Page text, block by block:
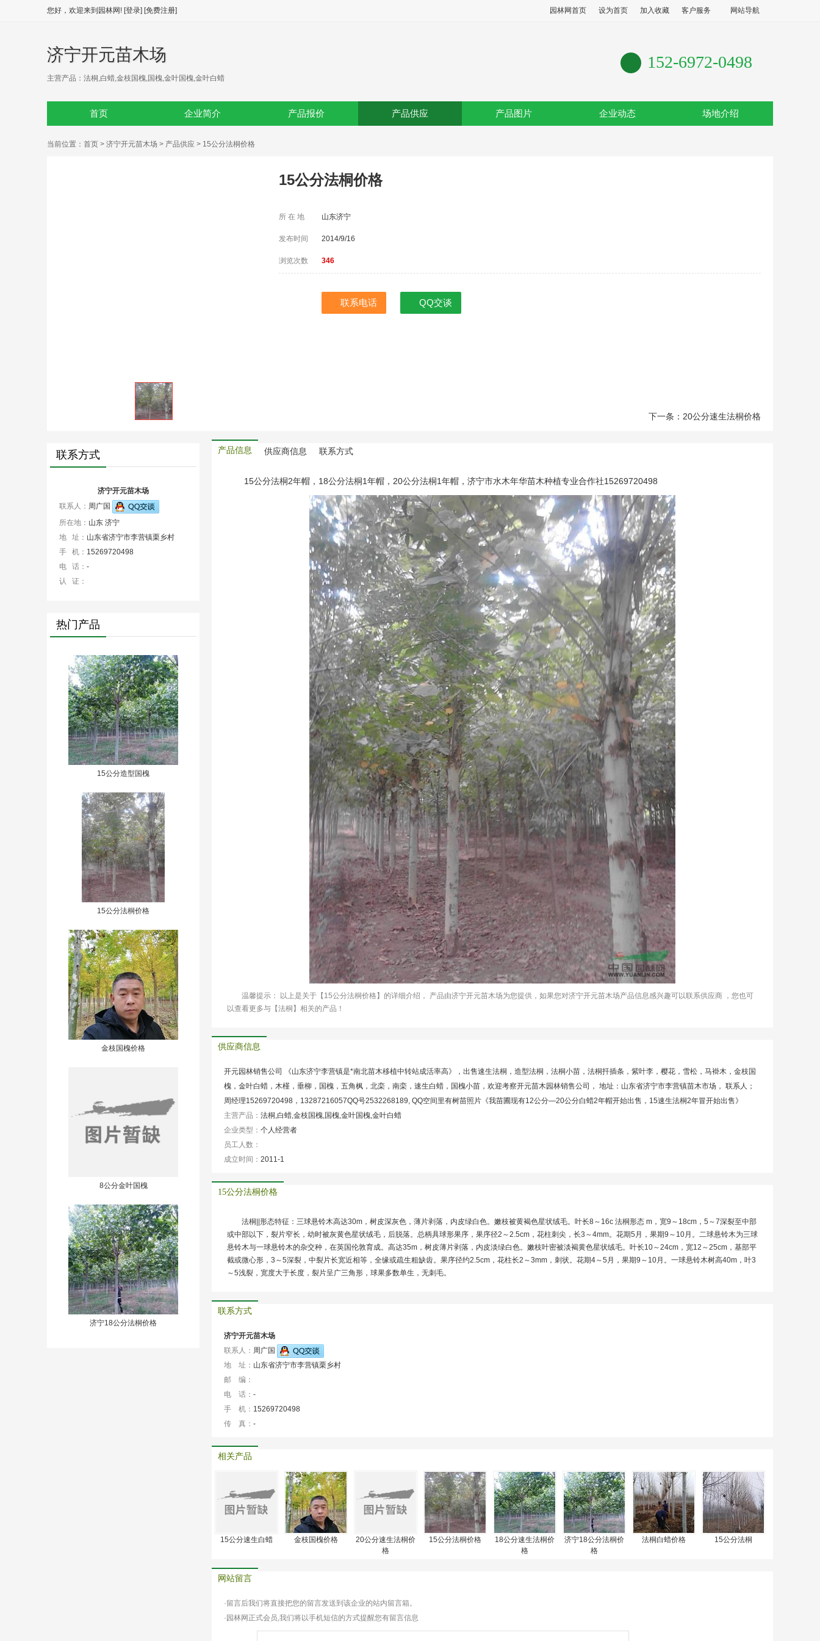
您好，欢迎来到园林网! [登录] [免费注册] 园林网首页 设为首页 加入收藏 客户服务 网站导航
济宁开元苗木场
主营产品：法桐,白蜡,金枝国槐,国槐,金叶国槐,金叶白蜡
152-6972-0498
首页 企业简介 产品报价 产品供应 产品图片 企业动态 场地介绍
当前位置： 首页 > 济宁开元苗木场 > 产品供应 > 15公分法桐价格
15公分法桐价格
所 在 地 山东济宁
发布时间 2014/9/16
浏览次数 346
联系电话 QQ交谈
下一条：20公分速生法桐价格
联系方式
济宁开元苗木场
联系人： 周广国
所在地： 山东 济宁
地 址： 山东省济宁市李营镇栗乡村
手 机： 15269720498
电 话： -
认 证：
热门产品
15公分造型国槐
15公分法桐价格
金枝国槐价格
8公分金叶国槐
济宁18公分法桐价格
产品信息 供应商信息 联系方式
15公分法桐2年帽，18公分法桐1年帽，20公分法桐1年帽，济宁市水木年华苗木种植专业合作社15269720498
温馨提示： 以上是关于【15公分法桐价格】的详细介绍， 产品由济宁开元苗木场为您提供，如果您对济宁开元苗木场产品信息感兴趣可以联系供应商 ，您也可
以查看更多与【法桐】相关的产品！
供应商信息
开元园林销售公司 《山东济宁李营镇是*南北苗木移植中转站成活率高》，出售速生法桐，造型法桐，法桐小苗，法桐扦插条，紫叶李，樱花，雪松，马褂木，金枝国
槐，金叶白蜡，木槿，垂柳，国槐，五角枫，北栾，南栾，速生白蜡，国槐小苗，欢迎考察开元苗木园林销售公司， 地址：山东省济宁市李营镇苗木市场， 联系人；
周经理15269720498，13287216057QQ号2532268189, QQ空间里有树苗照片《我苗圃现有12公分—20公分白蜡2年帽开始出售，15速生法桐2年冒开始出售》
主营产品： 法桐,白蜡,金枝国槐,国槐,金叶国槐,金叶白蜡
企业类型： 个人经营者
员工人数：
成立时间： 2011-1
15公分法桐价格
法桐||形态特征：三球悬铃木高达30m，树皮深灰色，薄片剥落，内皮绿白色。嫩枝被黄褐色星状绒毛。叶长8～16c 法桐形态 m，宽9～18cm，5～7深裂至中部
或中部以下，裂片窄长，幼时被灰黄色星状绒毛，后脱落。总柄具球形果序，果序径2～2.5cm，花柱刺尖，长3～4mm。花期5月，果期9～10月。二球悬铃木为三球
悬铃木与一球悬铃木的杂交种，在英国伦敦育成。高达35m，树皮薄片剥落，内皮淡绿白色。嫩枝叶密被淡褐黄色星状绒毛。叶长10～24cm，宽12～25cm，基部平
截或微心形，3～5深裂，中裂片长宽近相等，全缘或疏生粗缺齿。果序径约2.5cm，花柱长2～3mm，刺状。花期4～5月，果期9～10月。一球悬铃木树高40m，叶3
～5浅裂，宽度大于长度，裂片呈广三角形，球果多数单生，无刺毛。
联系方式
济宁开元苗木场
联系人： 周广国
地 址： 山东省济宁市李营镇栗乡村
邮 编：
电 话： -
手 机： 15269720498
传 真： -
相关产品
15公分速生白蜡 金枝国槐价格
20公分速生法桐价
格
15公分法桐价格
18公分速生法桐价
格
济宁18公分法桐价
格
法桐白蜡价格 15公分法桐
网站留言
·留言后我们将直接把您的留言发送到该企业的站内留言箱。
·园林网正式会员,我们将以手机短信的方式提醒您有留言信息